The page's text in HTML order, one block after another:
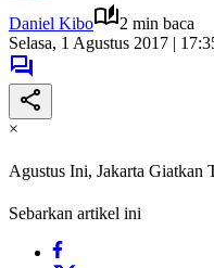
Daniel Kibo
2 min baca
Selasa, 1 Agustus 2017 |
×
Agustus Ini, Jakarta Giatkan
Sebarkan artikel ini